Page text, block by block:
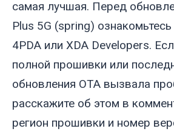
самая лучшая. Перед
Plus 5G (spring)
4PDA или XDA Developers.
полной прошивки или
обновления OTA вызвала
расскажите об этом в
регион прошивки и номер